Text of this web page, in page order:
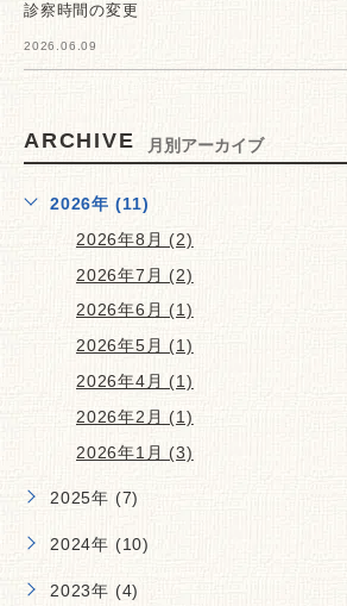
診察時間の変更
2026.06.09
ARCHIVE 月別アーカイブ
2026年 (11)
2026年8月 (2)
2026年7月 (2)
2026年6月 (1)
2026年5月 (1)
2026年4月 (1)
2026年2月 (1)
2026年1月 (3)
2025年 (7)
2024年 (10)
2023年 (4)